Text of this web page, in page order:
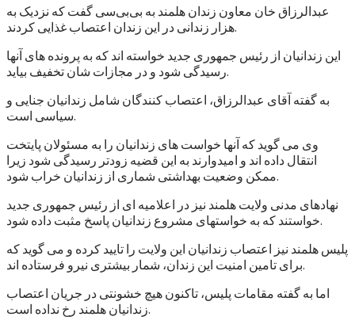
عبدالرزاق خان معاون زندان هلمند به بی‌بی‌سی گفت که نزدیک به
هزار زندانی در این زندان اعتصاب غذایی کردند.
این زندانیان از رئیس جمهوری جدید خواسته اند که به پرونده های آنها
رسیدگی شود و در مجازات شان تخفیف بیاید.
به گفته آقای عبدالرزاق، اعتصاب کنندگان شامل زندانیان جنایی و
سیاسی است.
وی می گوید که آنها خواست های زندانیان را به مسئولان پایتخت
انتقال داده اند و امیدوارند به این قضیه زودتر رسیدگی شود زیرا
ممکن وضعیت بهداشتی شماری از زندانیان خراب شود.
نهادهای مدنی ولایت هلمند نیز در اعلامیه ای از رئیس جمهوری جدید
خواستند که به خواستهای مشروع زندانیان پاسخ مثبت داده شود.
پلیس هلمند نیز اعتصاب زندانیان این ولایت را تایید کرده و می گوید که
برای تامین امنیت این زندان، شمار بیشتری نیرو فرستاده اند.
اما به گفته مقامات پلیس، تاکنون هیچ خشونتی در جریان اعتصاب
زندانیان هلمند رخ نداده است.